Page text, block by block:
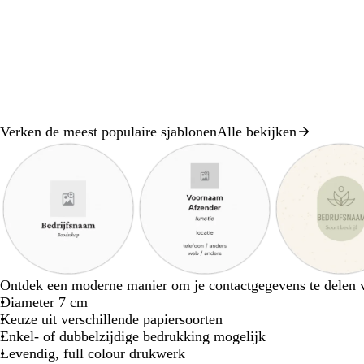
Verken de meest populaire sjablonenAlle bekijken
z
w
a
r
t
z
a
r
t
c
b
w
c
m
van
8
Ontdek een moderne manier om je contactgegevens te
Diameter 7 cm
Keuze uit verschillende papiersoorten
Enkel- of dubbelzijdige bedrukking mogelijk
Levendig, full colour drukwerk